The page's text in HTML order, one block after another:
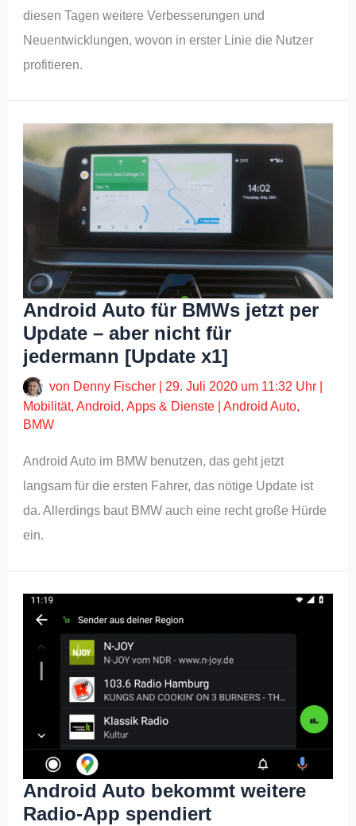
diesen Tagen weitere Verbesserungen und
Neuentwicklungen, wovon in erster Linie die Nutzer
profitieren.
Android Auto für BMWs jetzt per
Update – aber nicht für
jedermann [Update x1]
von Denny Fischer 29. Juli 2020 um 11:32 Uhr
Mobilität,Android,Apps & Dienste |Android Auto,
BMW
Android Auto im BMW benutzen, das geht jetzt
langsam für die ersten Fahrer, das nötige Update ist
da. Allerdings baut BMW auch eine recht große Hürde
ein.
Android Auto bekommt weitere
Radio-App spendiert